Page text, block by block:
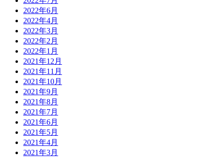
2022年6月
2022年4月
2022年3月
2022年2月
2022年1月
2021年12月
2021年11月
2021年10月
2021年9月
2021年8月
2021年7月
2021年6月
2021年5月
2021年4月
2021年3月